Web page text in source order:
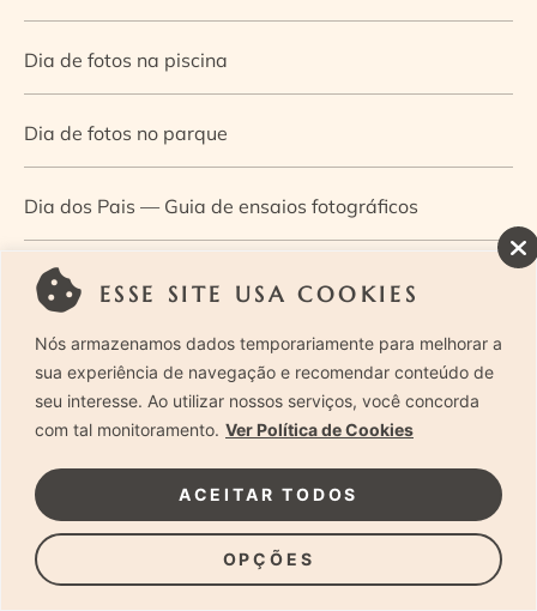
ESSE SITE USA COOKIES
Nós armazenamos dados temporariamente para melhorar a
sua experiência de navegação e recomendar conteúdo de
seu interesse. Ao utilizar nossos serviços, você concorda
com tal monitoramento. Ver Política de Cookies
OPÇÕES
ACEITAR TODOS
Dia de fotos na piscina
Dia de fotos no parque
Dia dos Pais — Guia de ensaios fotográficos
Dia Mundial da Infância: como a fotografia ajuda a
construir a memória e a identidade da criança
Diário de uma grávida e sua pequena
Dica de especialista: como otimizar o fluxo de trabalho
no ensaio newborn?
Dica de especialista: qual o melhor guia de poses para